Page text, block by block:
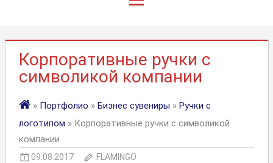
Корпоративные ручки с
символикой компании
» Портфолио » Бизнес сувениры » Ручки с
логотипом » Корпоративные ручки с символикой
компании
09.08.2017 FLAMINGO